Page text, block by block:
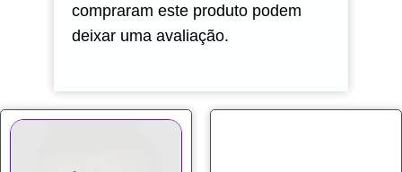
compraram este produto podem
deixar uma avaliação.